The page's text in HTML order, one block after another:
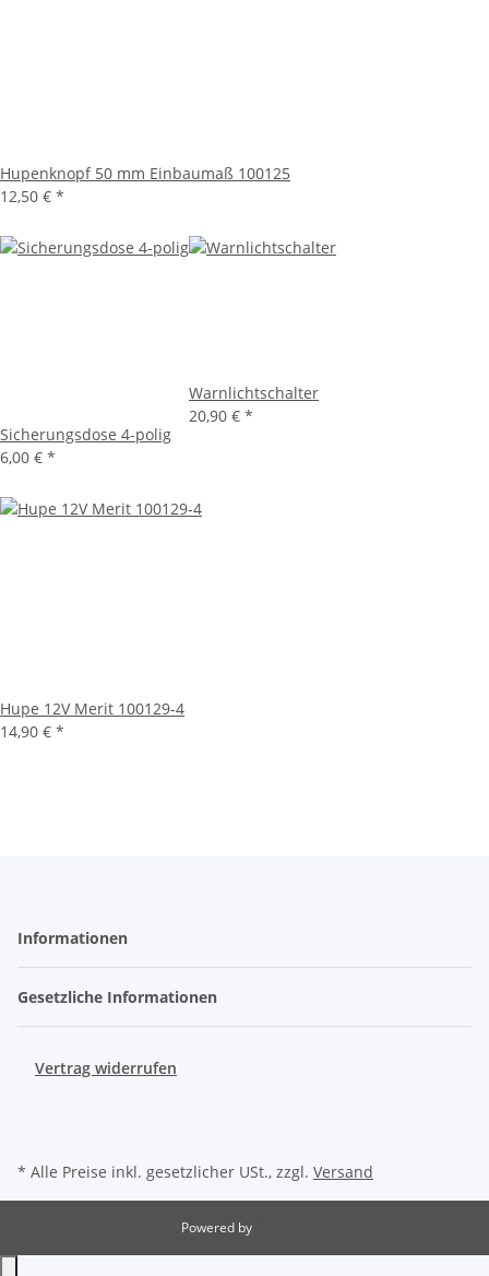
Hupenknopf 50 mm Einbaumaß 100125
12,50 € *
Sicherungsdose 4-polig
6,00 € *
Warnlichtschalter
20,90 € *
Hupe 12V Merit 100129-4
14,90 € *
Informationen
Gesetzliche Informationen
Vertrag widerrufen
* Alle Preise inkl. gesetzlicher USt., zzgl. Versand
Powered by